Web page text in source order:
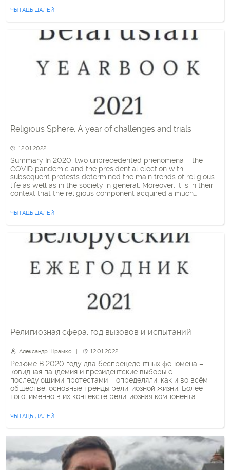
знаходзіць час і месца на малітву. 01:35 […]
ЧЫТАЦЬ ДАЛЕЙ
Religious Sphere: A year of challenges and trials
12.01.2022
Summary In 2020, two unprecedented phenomena – the
COVID pandemic and the presidential election with
subsequent protests determined the main trends of religious
life as well as in the society in general. Moreover, it is in their
context that the religious component acquired a much
ЧЫТАЦЬ ДАЛЕЙ
Религиозная сфера: год вызовов и испытаний
Александр Шрамко 12.01.2022
Резюме В 2020 году два беспрецедентных феномена –
ковидная пандемия и президентские выборы с
последующими протестами – определяли, как и во всём
обществе, основные тренды религиозной жизни. Более
того, именно в их контексте религиозная компонента
влияние на жизнь общества. В свою очередь и религиозные
конфессии подверглись испытаниям, которые […]
ЧЫТАЦЬ ДАЛЕЙ